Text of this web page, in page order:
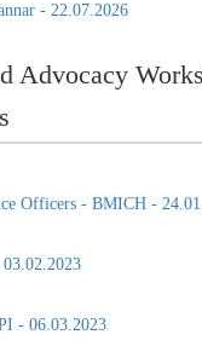
- 22.07.2026
Advocacy
Officers - BMICH -
- 06.03.2023